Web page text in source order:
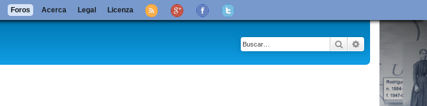
Buscar Búsqueda
Foros Acerca Legal Licenza